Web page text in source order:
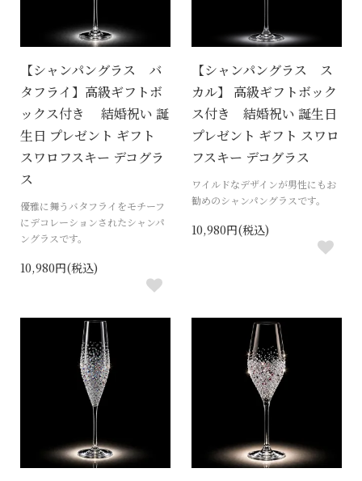
【シャンパングラス バ
タフライ】高級ギフトボ
ックス付き 結婚祝い 誕
生日 プレゼント ギフト
スワロフスキー デコグラ
ス
優雅に舞うバタフライをモチーフ
にデコレーションされたシャンパ
ングラスです。
10,980円(税込)
【シャンパングラス ス
カル】 高級ギフトボック
ス付き 結婚祝い 誕生日
プレゼント ギフト スワロ
フスキー デコグラス
ワイルドなデザインが男性にもお
勧めのシャンパングラスです。
10,980円(税込)